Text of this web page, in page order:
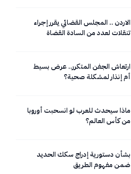
الاردن .. المجلس القضائي يقرر إجراء
تنقلات لعدد من السادة القضاة
ارتعاش الجفن المتكرر.. عرض بسيط
أم إنذار لمشكلة صحية؟
ماذا سيحدث للعرب لو انسحبت أوروبا
من كأس العالم؟
بشأن دستورية إدراج سكك الحديد
ضمن مفهوم الطريق